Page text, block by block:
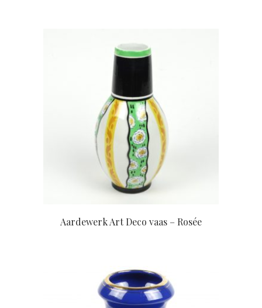
Aardewerk Art Deco vaas – Rosée